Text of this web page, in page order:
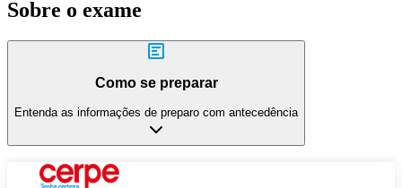
Sobre o exame
Como se preparar
Entenda as informações de preparo com antecedência